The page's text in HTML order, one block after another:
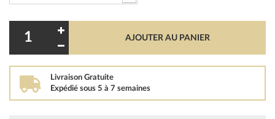
AJOUTER AU PANIER
Livraison Gratuite
Expédié sous 5 à 7 semaines